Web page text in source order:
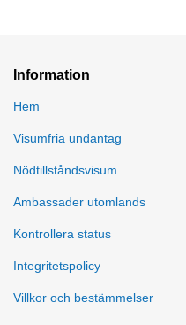
Information
Hem
Visumfria undantag
Nödtillståndsvisum
Ambassader utomlands
Kontrollera status
Integritetspolicy
Villkor och bestämmelser